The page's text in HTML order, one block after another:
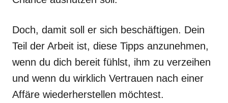
Doch, damit soll er sich beschäftigen. Dein
Teil der Arbeit ist, diese Tipps anzunehmen,
wenn du dich bereit fühlst, ihm zu verzeihen
und wenn du wirklich Vertrauen nach einer
Affäre wiederherstellen möchtest.